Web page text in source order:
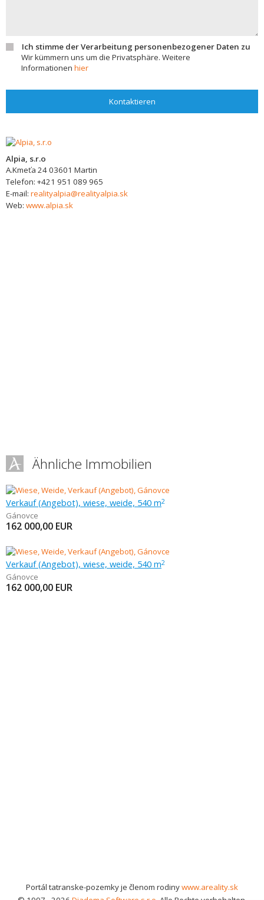
Ich stimme der Verarbeitung personenbezogener Daten zu
Wir kümmern uns um die Privatsphäre. Weitere
Informationen hier
Kontaktieren
Alpia, s.r.o
A.Kmeťa 2403601 Martin
Telefon: +421 951 089 965
E-mail: realityalpia@realityalpia.sk
Web: www.alpia.sk
Ähnliche Immobilien
Verkauf (Angebot), wiese, weide, 540 m2
Gánovce
162 000,00 EUR
Verkauf (Angebot), wiese, weide, 540 m2
Gánovce
162 000,00 EUR
Portál tatranske-pozemky je členom rodinywww.areality.sk